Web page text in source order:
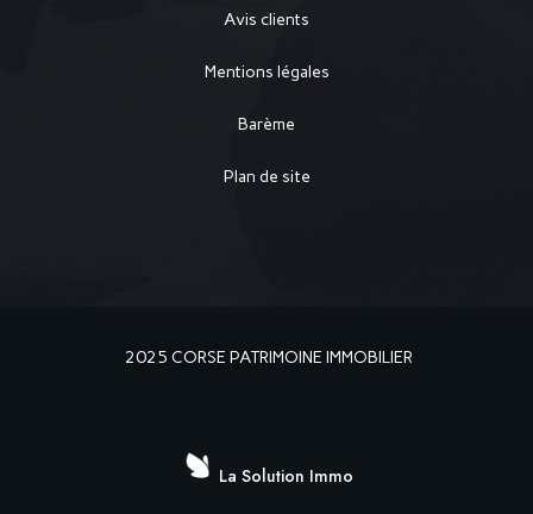
Avis clients
Mentions légales
Barème
Plan de site
2025 CORSE PATRIMOINE IMMOBILIER
La Solution Immo